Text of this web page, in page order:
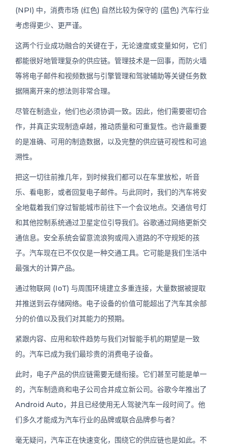
(NPI) 中，消费市场 (红色) 自然比较为保守的 (蓝色) 汽车行业
考虑得更少、更严谨。
这两个行业成功融合的关键在于，无论速度或变量如何，它们
都能很好地管理复杂的供应链。管理技术是一回事，而防火墙
等将电子邮件和视频数据与引擎管理和驾驶辅助等关键任务数
据隔离开来的想法则非常合理。
尽管在制造业，他们也必须协调一致。因此，他们需要密切合
作，并真正实现制造卓越，推动质量和可重复性。也许最重要
的是准确、可用的制造数据，以及完整的供应链可视性和可追
溯性。
把这一切往前推几年，到时候我们都可以在车里放松，听音
乐、看电影，或者回复电子邮件。与此同时，我们的汽车将安
全地载着我们穿过智能城市前往下一个会议地点。交通信号灯
和其他控制系统通过卫星定位引导我们。谷歌通过网络更新交
通信息。安全系统会留意流浪狗或闯入道路的不守规矩的孩
子。汽车现在已不仅仅是一种交通工具。它可能是我们生活中
最强大的计算产品。
通过物联网 (IoT) 与周围环境建立多重连接，大量数据被提取
并推送到云存储网络。电子设备的价值可能超出了汽车其余部
分的价值以及我们对其能力的预期。
紧跟内容、应用和软件趋势与我们对智能手机的期望是一致
的。汽车已成为我们最珍贵的消费电子设备。
此时，电子产品的供应链需要无缝衔接。它们甚至可能是单一
的，汽车制造商和电子公司合并成立新公司。谷歌今年推出了
Android Auto，并且已经使用无人驾驶汽车一段时间了。他
们多久才能成为汽车行业的品牌或联合品牌参与者？
毫无疑问，汽车正在快速变化，围绕它的供应链也是如此。不